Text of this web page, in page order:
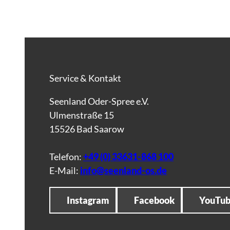
Service & Kontakt
Seenland Oder-Spree e.V.
Ulmenstraße 15
15526 Bad Saarow
Telefon:+49 (0) 33631-868 100
E-Mail: info@seenland-os.de
Instagram Facebook